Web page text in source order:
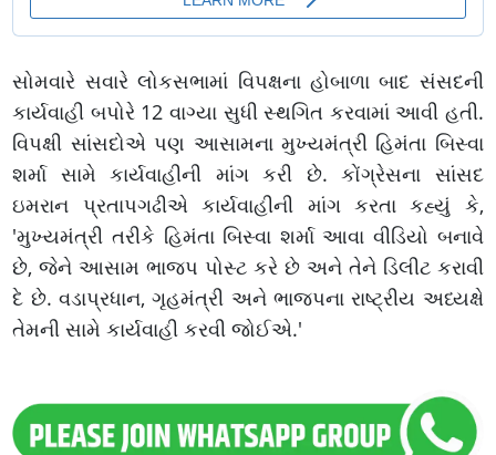
સોમવારે સવારે લોકસભામાં વિપક્ષના હોબાળા બાદ સંસદની
કાર્યવાહી બપોરે 12 વાગ્યા સુધી સ્થગિત કરવામાં આવી હતી.
વિપક્ષી સાંસદોએ પણ આસામના મુખ્યમંત્રી હિમંતા બિસ્વા
શર્મા સામે કાર્યવાહીની માંગ કરી છે. કોંગ્રેસના સાંસદ
ઇમરાન પ્રતાપગઢીએ કાર્યવાહીની માંગ કરતા કહ્યું કે,
'મુખ્યમંત્રી તરીકે હિમંતા બિસ્વા શર્મા આવા વીડિયો બનાવે
છે, જેને આસામ ભાજપ પોસ્ટ કરે છે અને તેને ડિલીટ કરાવી
દે છે. વડાપ્રધાન, ગૃહમંત્રી અને ભાજપના રાષ્ટ્રીય અધ્યક્ષે
તેમની સામે કાર્યવાહી કરવી જોઈએ.'